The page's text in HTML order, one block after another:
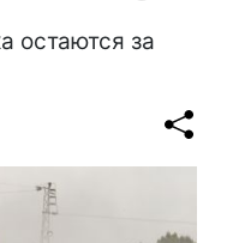
остаются за